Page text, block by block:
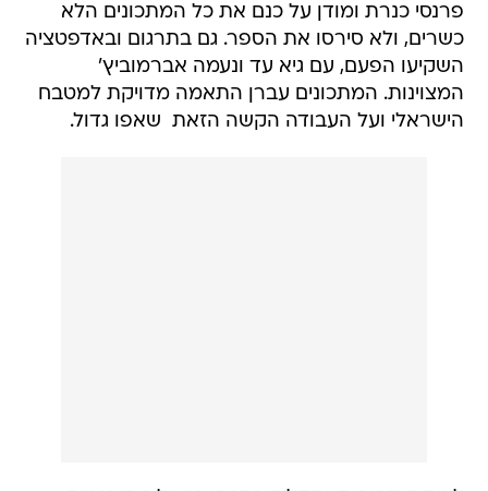
פרנסי כנרת ומודן על כנם את כל המתכונים הלא
כשרים, ולא סירסו את הספר. גם בתרגום ובאדפטציה
השקיעו הפעם, עם גיא עד ונעמה אברמוביץ'
המצוינות. המתכונים עברן התאמה מדויקת למטבח
הישראלי ועל העבודה הקשה הזאת  שאפו גדול.